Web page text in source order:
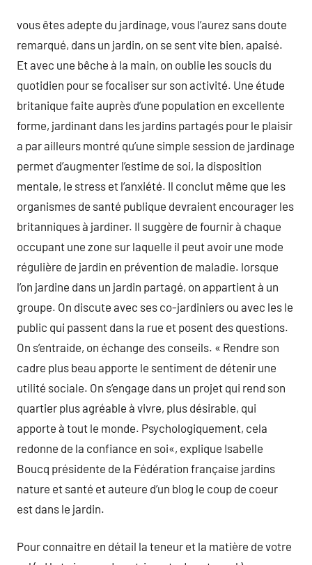
vous êtes adepte du jardinage, vous l’aurez sans doute
remarqué, dans un jardin, on se sent vite bien, apaisé.
Et avec une bêche à la main, on oublie les soucis du
quotidien pour se focaliser sur son activité. Une étude
britanique faite auprès d’une population en excellente
forme, jardinant dans les jardins partagés pour le plaisir
a par ailleurs montré qu’une simple session de jardinage
permet d’augmenter l’estime de soi, la disposition
mentale, le stress et l’anxiété. Il conclut même que les
organismes de santé publique devraient encourager les
britanniques à jardiner. Il suggère de fournir à chaque
occupant une zone sur laquelle il peut avoir une mode
régulière de jardin en prévention de maladie. lorsque
l’on jardine dans un jardin partagé, on appartient à un
groupe. On discute avec ses co-jardiniers ou avec les le
public qui passent dans la rue et posent des questions.
On s’entraide, on échange des conseils. « Rendre son
cadre plus beau apporte le sentiment de détenir une
utilité sociale. On s’engage dans un projet qui rend son
quartier plus agréable à vivre, plus désirable, qui
apporte à tout le monde. Psychologiquement, cela
redonne de la confiance en soi«, explique Isabelle
Boucq présidente de la Fédération française jardins
nature et santé et auteure d’un blog le coup de coeur
est dans le jardin.
Pour connaitre en détail la teneur et la matière de votre